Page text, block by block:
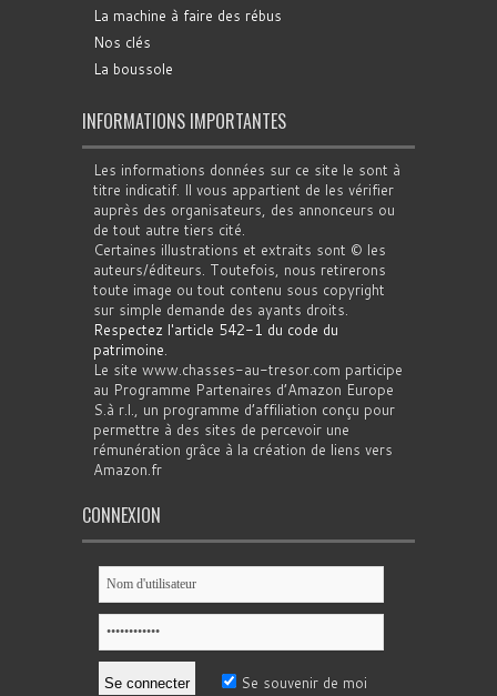
La machine à faire des rébus
Nos clés
La boussole
INFORMATIONS IMPORTANTES
Les informations données sur ce site le sont à
titre indicatif. Il vous appartient de les vérifier
auprès des organisateurs, des annonceurs ou
de tout autre tiers cité.
Certaines illustrations et extraits sont © les
auteurs/éditeurs. Toutefois, nous retirerons
toute image ou tout contenu sous copyright
sur simple demande des ayants droits.
Respectez l'article 542-1 du code du
patrimoine.
Le site www.chasses-au-tresor.com participe
au Programme Partenaires d’Amazon Europe
S.à r.l., un programme d’affiliation conçu pour
permettre à des sites de percevoir une
rémunération grâce à la création de liens vers
Amazon.fr
CONNEXION
Se souvenir de moi